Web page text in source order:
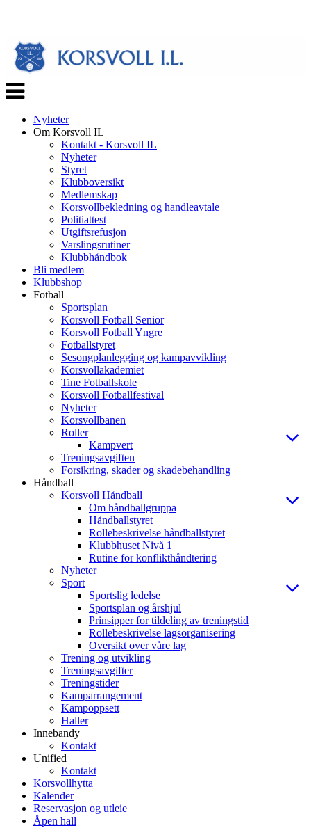
Veksle
navigasjon
Nyheter
Om Korsvoll IL
Kontakt - Korsvoll IL
Nyheter
Styret
Klubboversikt
Medlemskap
Korsvollbekledning og handleavtale
Politiattest
Utgiftsrefusjon
Varslingsrutiner
Klubbhåndbok
Bli medlem
Klubbshop
Fotball
Sportsplan
Korsvoll Fotball Senior
Korsvoll Fotball Yngre
Fotballstyret
Sesongplanlegging og kampavvikling
Korsvollakademiet
Tine Fotballskole
Korsvoll Fotballfestival
Nyheter
Korsvollbanen
Roller
Kampvert
Treningsavgiften
Forsikring, skader og skadebehandling
Håndball
Korsvoll Håndball
Om håndballgruppa
Håndballstyret
Rollebeskrivelse håndballstyret
Klubbhuset Nivå 1
Rutine for konflikthåndtering
Nyheter
Sport
Sportslig ledelse
Sportsplan og årshjul
Prinsipper for tildeling av treningstid
Rollebeskrivelse lagsorganisering
Oversikt over våre lag
Trening og utvikling
Treningsavgifter
Treningstider
Kamparrangement
Kampoppsett
Haller
Innebandy
Kontakt
Unified
Kontakt
Korsvollhytta
Kalender
Reservasjon og utleie
Åpen hall